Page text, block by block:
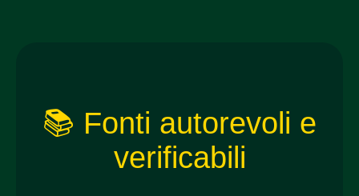
📚 Fonti autorevoli e
verificabili